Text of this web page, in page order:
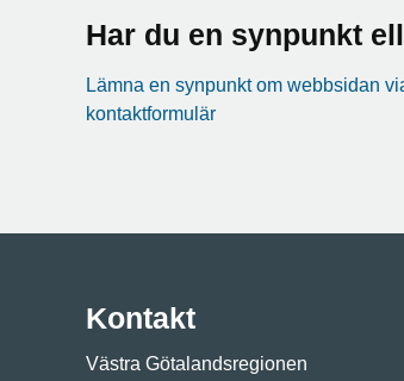
Har du en synpunkt
Lämna en synpunkt om webbsidan
kontaktformulär
Kontakt
Västra Götalandsregionen